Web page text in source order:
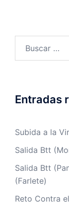
Entradas
Subida a la
Salida Btt
Salida Btt
(Farlete)
Reto Contra